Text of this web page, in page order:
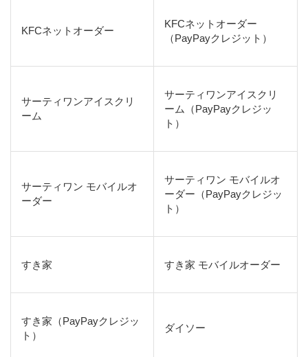
KFCネットオーダー
KFCネットオーダー
（PayPayクレジット）
サーティワンアイスクリ
ーム
サーティワンアイスクリ
ーム（PayPayクレジッ
ト）
サーティワン モバイルオ
ーダー
サーティワン モバイルオ
ーダー（PayPayクレジッ
ト）
すき家 すき家 モバイルオーダー
すき家（PayPayクレジッ
ト）
ダイソー